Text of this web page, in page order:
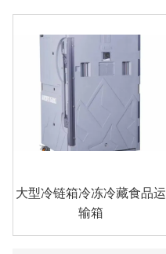
大型冷链箱冷冻冷藏食品运
输箱